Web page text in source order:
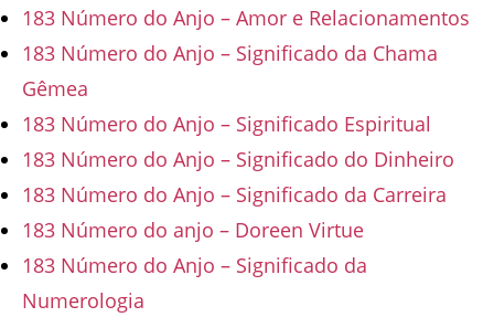
183 Número do Anjo – Amor e Relacionamentos
183 Número do Anjo – Significado da Chama
Gêmea
183 Número do Anjo – Significado Espiritual
183 Número do Anjo – Significado do Dinheiro
183 Número do Anjo – Significado da Carreira
183 Número do anjo – Doreen Virtue
183 Número do Anjo – Significado da
Numerologia